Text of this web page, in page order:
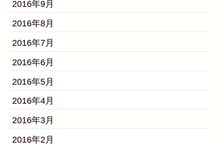
2016年9月
2016年8月
2016年7月
2016年6月
2016年5月
2016年4月
2016年3月
2016年2月